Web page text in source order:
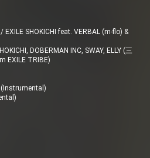
EXILE SHOKICHI feat. VERBAL (m-flo) &
DOBERMAN INC, SWAY, ELLY (三
EXILE TRIBE)
(Instrumental)